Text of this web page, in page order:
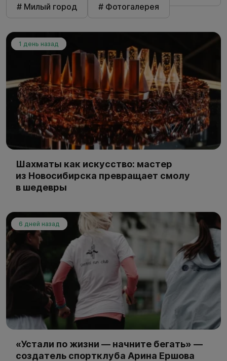
# Милый город
# Фотогалерея
1 день назад
Шахматы как искусство: мастер
из Новосибирска превращает смолу
в шедевры
6 дней назад
«Устали по жизни — начните бегать» —
создатель спортклуба Арина Ершова